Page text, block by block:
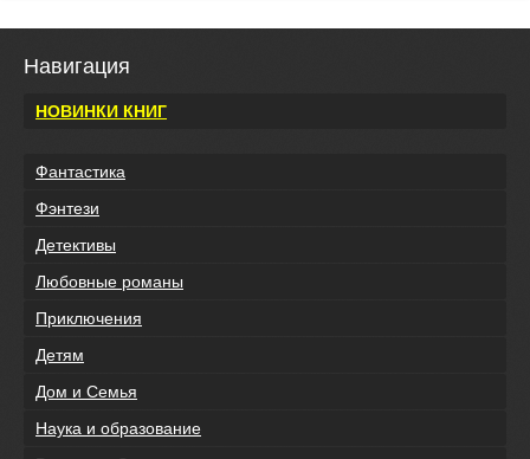
Навигация
НОВИНКИ КНИГ
Фантастика
Фэнтези
Детективы
Любовные романы
Приключения
Детям
Дом и Семья
Наука и образование